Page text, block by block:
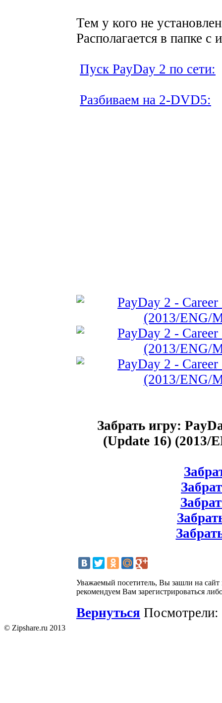
Тем у кого не
Располагается в папке с
Пуск PayDay 2 по сети:
Разбиваем на 2-DVD5:
Забрать игру:
(Update 16) (2013/
Уважаемый посетитель, Вы зашли на
рекомендуем Вам зарегистрироваться
Вернуться Посмотрели:
© Zipshare.ru 2013